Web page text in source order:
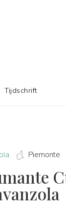
Piemonte
Tijdschrift